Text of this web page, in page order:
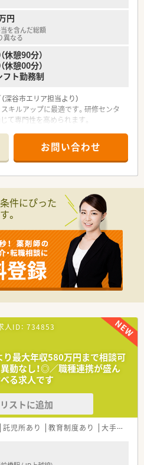
たします。
に向けた在宅医療業務にも携わり、地
りがいがあります。
部や企画推進部といった他部署の業
ることが可能です。
したい方に最適です。
師を招いた講演会を通じて、薬剤師
高めたい方。
わりたい方。
円
を含んだ総額
異なる
休憩90分）
憩00分）
フト勤務制
深谷市エリア担当より）
キルアップに最適です。研修センタ
て専門性を高められます。
て】
にあり、内科や外科など幅広い総合
需している調剤薬局です。
い人員体制が整っています。
地域の医療を支えており、多様な処
知識を習得できる環境です
万円までのご相談が可能であり、こ
しっかりと考慮し決定します。
と祝日がお休みとなっており、オン
くプライベートを大切にできます。
期の調整など、求職者様のライフスタ
方のご相談も随時可能です。
の店舗を展開しており、地域医療への
の健康をサポートしています。
気で働きやすい環境が整っており、従
ョンが活発で風通しが良いです。
な研修センターを設置しており、社
法人全体で支援しております。
重視し、仕事とプライベートを両立さ
ハリをつけて働くスタッフが多いで
験することで、薬剤師としてのスキル
に励む向上心の高い方が活躍していま
お問い合わせ
件にぴった
。
ID： 734853
り最大年収580万円まで相談可
動なし！◎／職種連携が盛ん
る求人です
ストに追加
託児所あり 教育制度あり 大手チェーン以外